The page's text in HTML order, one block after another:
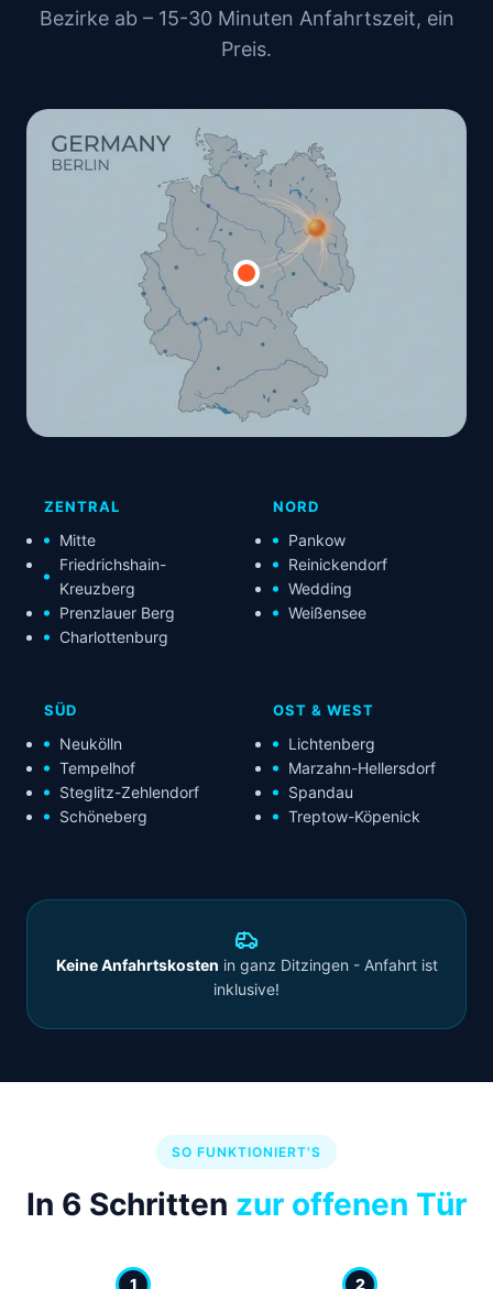
Bezirke ab – 15-30 Minuten Anfahrtszeit, ein
Preis.
ZENTRAL
Mitte
Friedrichshain-
Kreuzberg
Prenzlauer Berg
Charlottenburg
NORD
Pankow
Reinickendorf
Wedding
Weißensee
SÜD
Neukölln
Tempelhof
Steglitz-Zehlendorf
Schöneberg
OST & WEST
Lichtenberg
Marzahn-Hellersdorf
Spandau
Treptow-Köpenick
Keine Anfahrtskosten in ganz Ditzingen - Anfahrt ist
inklusive!
SO FUNKTIONIERT'S
In 6 Schritten zur offenen Tür
1 2